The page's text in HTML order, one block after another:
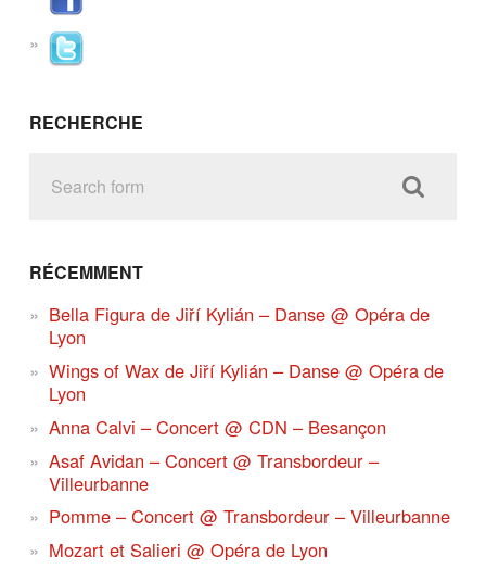
RECHERCHE
RÉCEMMENT
Bella Figura de Jiří Kylián – Danse @ Opéra de
Lyon
Wings of Wax de Jiří Kylián – Danse @ Opéra de
Lyon
Anna Calvi – Concert @ CDN – Besançon
Asaf Avidan – Concert @ Transbordeur –
Villeurbanne
Pomme – Concert @ Transbordeur – Villeurbanne
Mozart et Salieri @ Opéra de Lyon